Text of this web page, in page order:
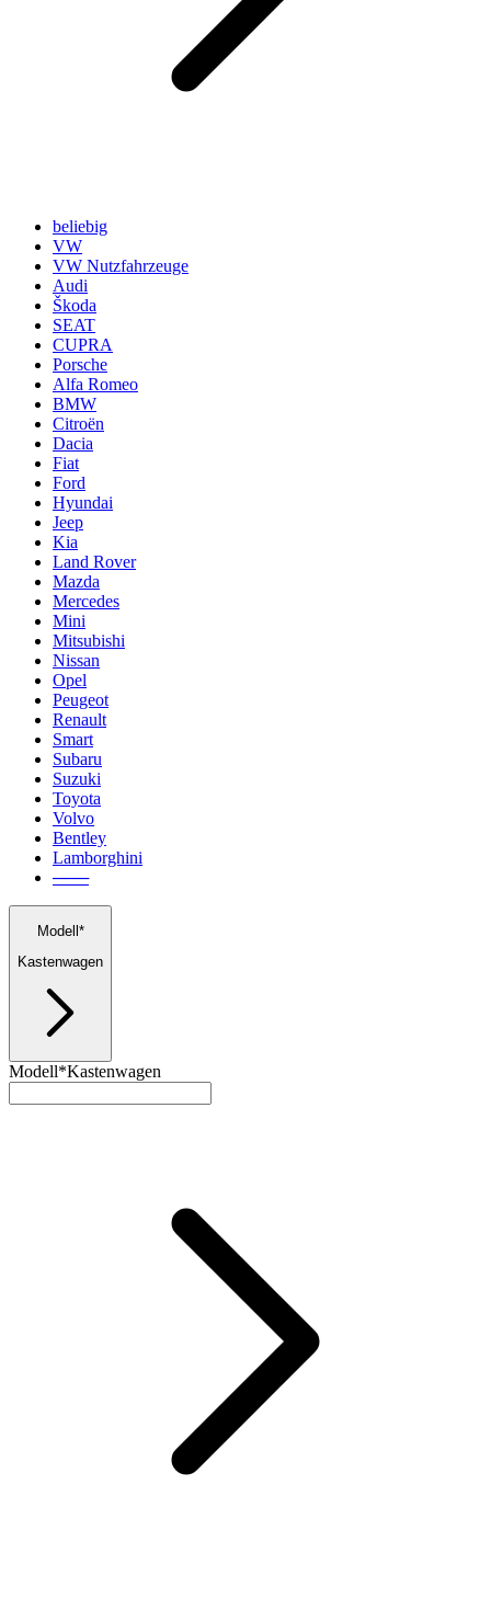
beliebig
VW
VW Nutzfahrzeuge
Audi
Škoda
SEAT
CUPRA
Porsche
Alfa Romeo
BMW
Citroën
Dacia
Fiat
Ford
Hyundai
Jeep
Kia
Land Rover
Mazda
Mercedes
Mini
Mitsubishi
Nissan
Opel
Peugeot
Renault
Smart
Subaru
Suzuki
Toyota
Volvo
Bentley
Lamborghini
───
Modell*
Kastenwagen
Modell*Kastenwagen